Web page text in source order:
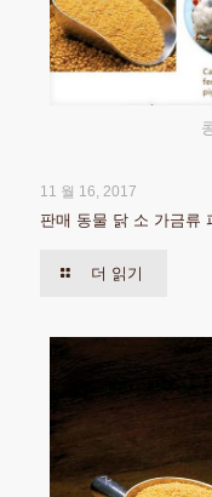
11 월 16, 2017
판매 동물 닭 소 가금류
더 읽기